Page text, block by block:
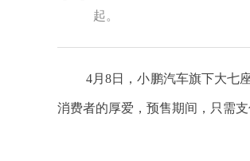
起。
4月8日，小鹏汽车旗下大七
消费者的厚爱，预售期间，只需